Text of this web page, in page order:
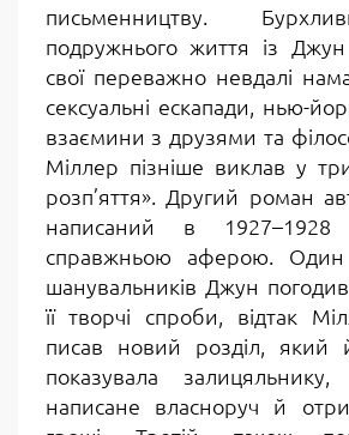
письменництву.
подружнього життя із
свої переважно невдалі
сексуальні ескапади, нью-
взаємини з друзями та
Міллер пізніше виклав у
розп’яття». Другий роман
написаний в 1927–1928
справжньою аферою.
шанувальників Джун
її творчі спроби, відтак
писав новий розділ, який
показувала
написане власноруч й